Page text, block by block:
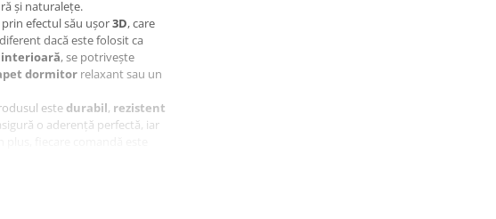
și naturalețe.
prin efectul său ușor3D, care
dacă este folosit ca
, se potrivește
dormitor relaxant sau un
este durabil, rezistent
o aderență perfectă, iar
cu mobilier minimalist